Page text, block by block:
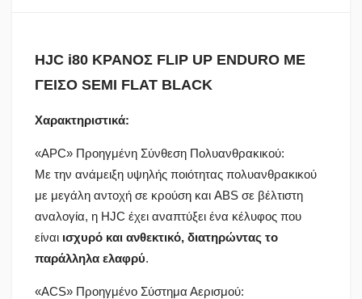
HJC i80 ΚΡΑΝΟΣ FLIP UP ENDURO ΜΕ
ΓΕΙΣΟ SEMI FLAT BLACK
Χαρακτηριστικά:
«APC» Προηγμένη Σύνθεση Πολυανθρακικού:
Με την ανάμειξη υψηλής ποιότητας πολυανθρακικού
με μεγάλη αντοχή σε κρούση και ABS σε βέλτιστη
αναλογία, η HJC έχει αναπτύξει ένα κέλυφος που
είναι ισχυρό και ανθεκτικό, διατηρώντας το
παράλληλα ελαφρύ.
«ACS» Προηγμένο Σύστημα Αερισμού: